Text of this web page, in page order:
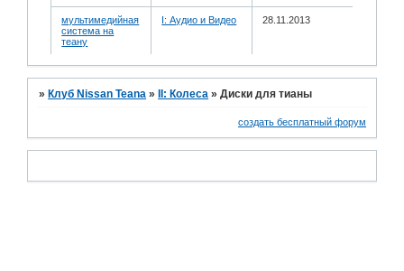
мультимедийная
система на
теану
I: Аудио и Bидео 28.11.2013
»Клуб Nissan Teana »II: Колеса »Диски для тианы
создать бесплатный форум